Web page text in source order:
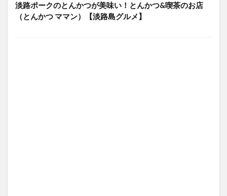
淡路ポークのとんかつが美味い！とんかつ&喫茶のお店
（とんかつ ママン）【淡路島グルメ】